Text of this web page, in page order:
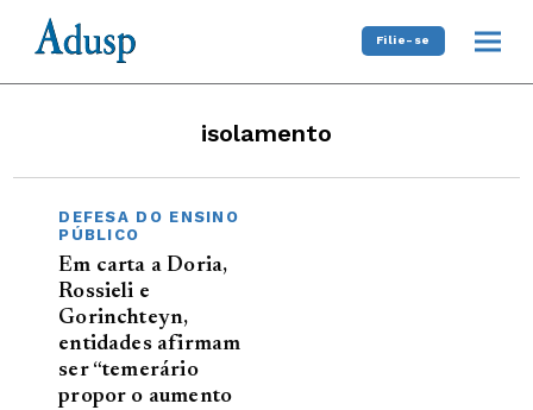
Filie-se
isolamento
DEFESA DO ENSINO
PÚBLICO
Em carta a Doria,
Rossieli e
Gorinchteyn,
entidades afirmam
ser “temerário
propor o aumento